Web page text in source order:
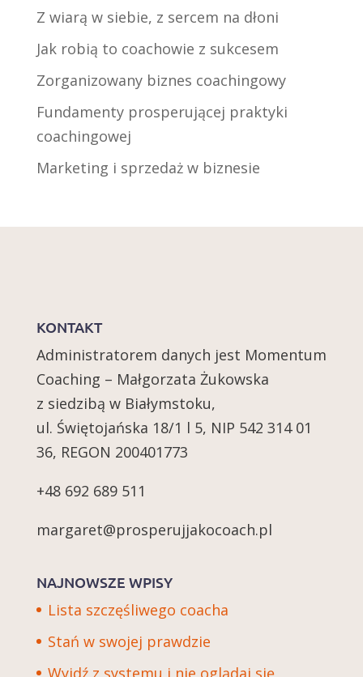
Z wiarą w siebie, z sercem na dłoni
Jak robią to coachowie z sukcesem
Zorganizowany biznes coachingowy
Fundamenty prosperującej praktyki
coachingowej
Marketing i sprzedaż w biznesie
KONTAKT
Administratorem danych jest Momentum
Coaching – Małgorzata Żukowska
z siedzibą w Białymstoku,
ul. Świętojańska 18/1 l 5, NIP 542 314 01
36, REGON 200401773
+48 692 689 511
margaret@prosperujjakocoach.pl
NAJNOWSZE WPISY
Lista szczęśliwego coacha
Stań w swojej prawdzie
Wyjdź z systemu i nie oglądaj się